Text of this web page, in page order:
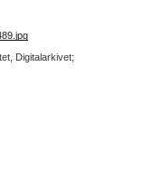
Digitalarkivet;